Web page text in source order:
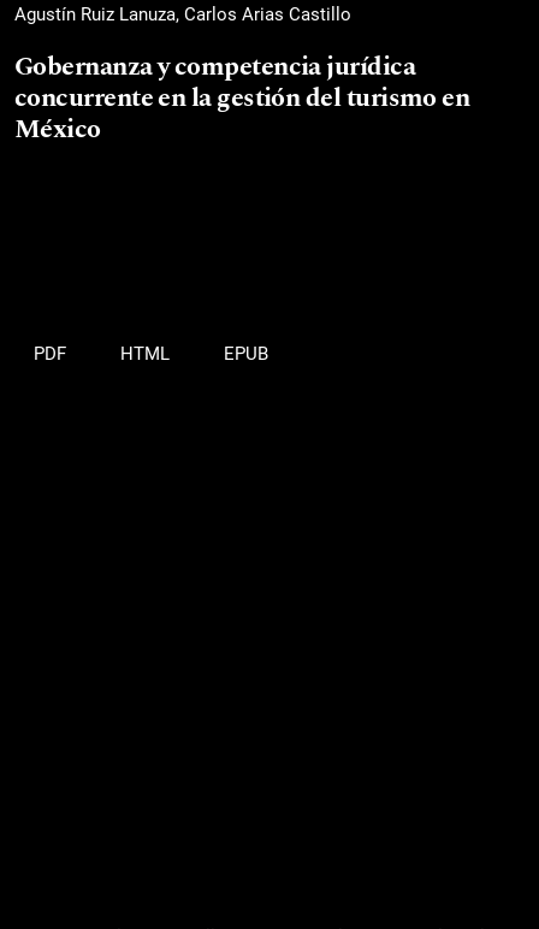
Agustín Ruiz Lanuza, Carlos Arias Castillo
Gobernanza y competencia jurídica
concurrente en la gestión del turismo en
México
PDF HTML EPUB